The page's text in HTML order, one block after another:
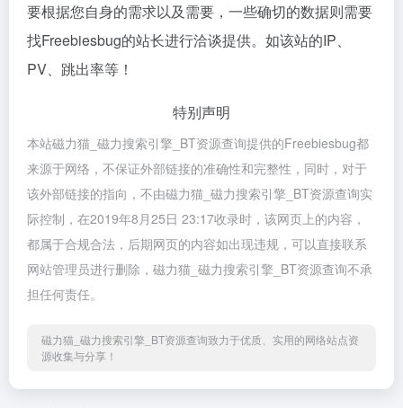
要根据您自身的需求以及需要，一些确切的数据则需要
找Freebiesbug的站长进行洽谈提供。如该站的IP、
PV、跳出率等！
特别声明
本站磁力猫_磁力搜索引擎_BT资源查询提供的Freebiesbug都
来源于网络，不保证外部链接的准确性和完整性，同时，对于
该外部链接的指向，不由磁力猫_磁力搜索引擎_BT资源查询实
际控制，在2019年8月25日 23:17收录时，该网页上的内容，
都属于合规合法，后期网页的内容如出现违规，可以直接联系
网站管理员进行删除，磁力猫_磁力搜索引擎_BT资源查询不承
担任何责任。
磁力猫_磁力搜索引擎_BT资源查询致力于优质、实用的网络站点资
源收集与分享！